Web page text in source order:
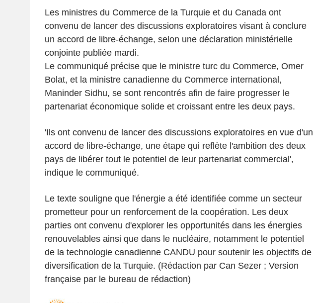
Les ministres du Commerce de la Turquie et du Canada ont
convenu de lancer des discussions exploratoires visant à conclure
un accord de libre-échange, selon une déclaration ministérielle
conjointe publiée mardi.
Le communiqué précise que le ministre turc du Commerce, Omer
Bolat, et la ministre canadienne du Commerce international,
Maninder Sidhu, se sont rencontrés afin de faire progresser le
partenariat économique solide et croissant entre les deux pays.
'Ils ont convenu de lancer des discussions exploratoires en vue d'un
accord de libre-échange, une étape qui reflète l'ambition des deux
pays de libérer tout le potentiel de leur partenariat commercial',
indique le communiqué.
Le texte souligne que l'énergie a été identifiée comme un secteur
prometteur pour un renforcement de la coopération. Les deux
parties ont convenu d'explorer les opportunités dans les énergies
renouvelables ainsi que dans le nucléaire, notamment le potentiel
de la technologie canadienne CANDU pour soutenir les objectifs de
diversification de la Turquie. (Rédaction par Can Sezer ; Version
française par le bureau de rédaction)